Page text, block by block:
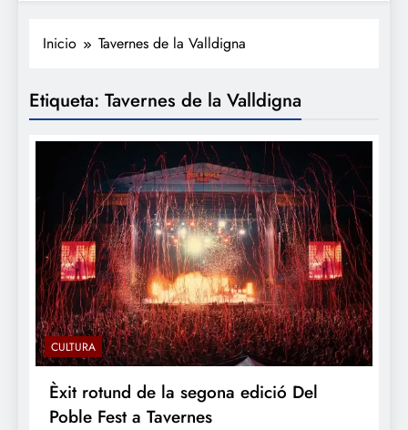
Inicio Tavernes de la Valldigna
Etiqueta: Tavernes de la Valldigna
CULTURA
Èxit rotund de la segona edició Del
Poble Fest a Tavernes